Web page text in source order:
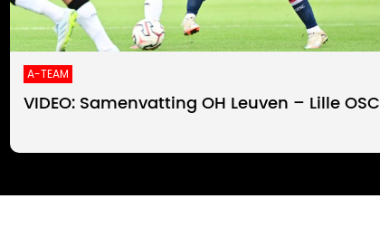
A-TEAM
VIDEO: Samenvatting OH Leuven – Lille OSC